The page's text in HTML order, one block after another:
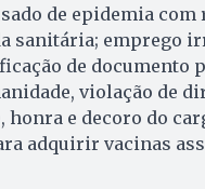
de epidemia
sanitária; emprego
de documento
violação de
e decoro do
adquirir vacinas